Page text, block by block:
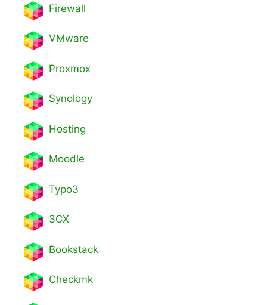
Firewall
VMware
Proxmox
Synology
Hosting
Moodle
Typo3
3CX
Bookstack
Checkmk